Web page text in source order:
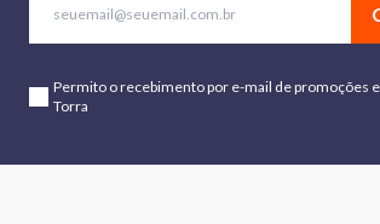
Permito o recebimento por e-mail de promoções
Torra